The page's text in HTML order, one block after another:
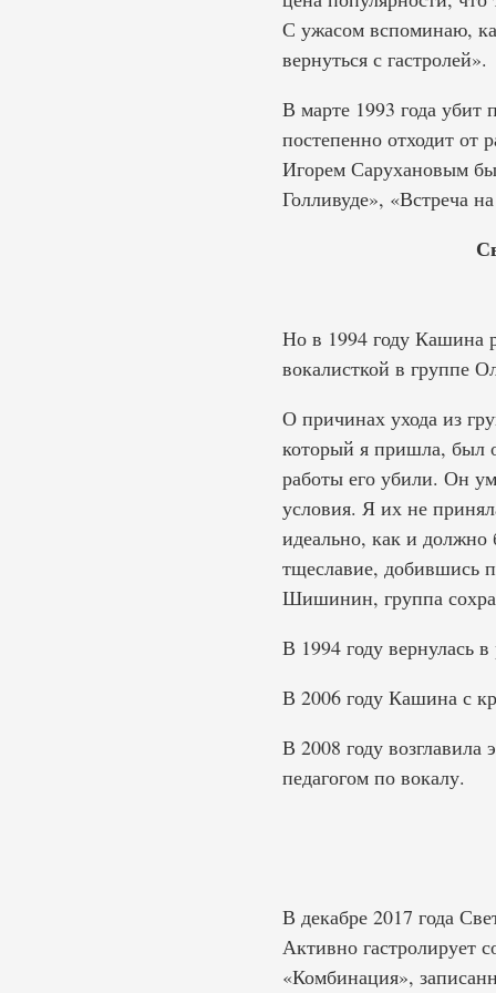
С ужасом вспоминаю,
вернуться с гастролей».
В марте 1993 года
постепенно отходит от
Игорем Сарухановым
Голливуде», «Встреча
Но в 1994 году Кашина
вокалисткой в группе
О причинах ухода из
который я пришла, был
работы его убили. Он
условия. Я их не
идеально, как и должно
тщеславие, добившись
Шишинин, группа
В 1994 году вернулась
В 2006 году Кашина с
В 2008 году возглавила
педагогом по вокалу.
В декабре 2017 года
Активно гастролирует
«Комбинация»,